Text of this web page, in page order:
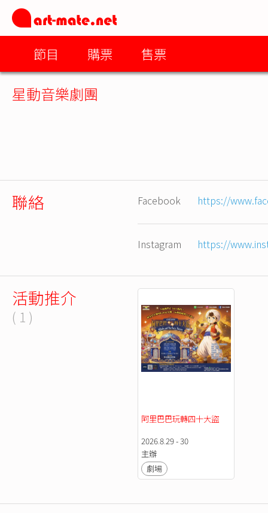
節目 購票 售票
星動音樂劇團
聯絡 Facebook https://
Instagram https://
活動推介
( 1 )
阿里巴巴玩轉四十大盜
2026.8.29 - 30
主辦
劇場